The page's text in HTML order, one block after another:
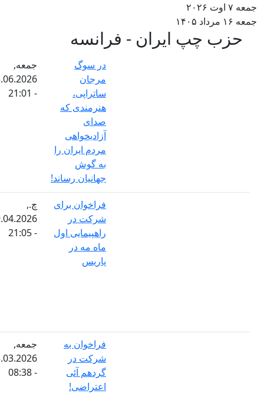
اوت ۲۰۲۶
مرداد ۱۴۰۵
حزب چپ ایران - فرانسه
در سوگ
مرجان
ساتراپی،
هنرمندی که
صدای
آزادیخواهی
مردم ایران را
به گوش
جهانیان رساند!
جمعه,
05.06.2026
فراخوان برای
شرکت در
راهپیمایی اول
ماه مه در
پاریس
29.04.2026
فراخوان به
شرکت در
گردهم آئی
اعتراضی!
جمعه,
13.03.2026